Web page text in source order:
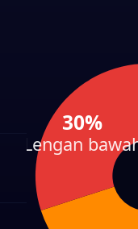
30%
Lengan